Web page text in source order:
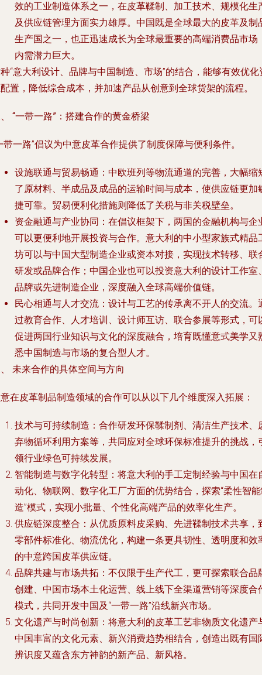
效的工业制造体系之一，在皮革鞣制、加工技术、规模化生
及供应链管理方面实力雄厚。中国既是全球最大的皮革及制
生产国之一，也正迅速成长为全球最重要的高端消费品市场
内需潜力巨大。
“意大利设计、品牌与中国制造、市场”的结合，能够有效优化
置，降低综合成本，并加速产品从创意到全球货架的流程。
“一带一路”：搭建合作的黄金桥梁
带一路”倡议为中意皮革合作提供了制度保障与便利条件。
设施联通与贸易畅通 ：中欧班列等物流通道的完善，大幅缩
了原材料、半成品及成品的运输时间与成本，使供应链更加
捷可靠。贸易便利化措施则降低了关税与非关税壁垒。
资金融通与产业协同 ：在倡议框架下，两国的金融机构与企
可以更便利地开展投资与合作。意大利的中小型家族式精品
坊可以与中国大型制造企业或资本对接，实现技术转移、联
研发或品牌合作；中国企业也可以投资意大利的设计工作室
品牌或先进制造企业，深度融入全球高端价值链。
民心相通与人才交流 ：设计与工艺的传承离不开人的交流。
过教育合作、人才培训、设计师互访、联合参展等形式，可
促进两国行业知识与文化的深度融合，培育既懂意式美学又
悉中国制造与市场的复合型人才。
未来合作的具体空间与方向
在皮革制品制造领域的合作可以从以下几个维度深入拓展：
技术与可持续制造 ：合作研发环保鞣制剂、清洁生产技术、
弃物循环利用方案等，共同应对全球环保标准提升的挑战，
领行业绿色可持续发展。
智能制造与数字化转型 ：将意大利的手工定制经验与中国在
动化、物联网、数字化工厂方面的优势结合，探索“柔性智
造”模式，实现小批量、个性化高端产品的效率化生产。
供应链深度整合 ：从优质原料皮采购、先进鞣制技术共享，
零部件标准化、物流优化，构建一条更具韧性、透明度和效
的中意跨国皮革供应链。
品牌共建与市场共拓 ：不仅限于生产代工，更可探索联合品
创建、中国市场本土化运营、线上线下全渠道营销等深度合
模式，共同开发中国及“一带一路”沿线新兴市场。
文化遗产与时尚创新 ：将意大利的皮革工艺非物质文化遗产
中国丰富的文化元素、新兴消费趋势相结合，创造出既有国
辨识度又蕴含东方神韵的新产品、新风格。